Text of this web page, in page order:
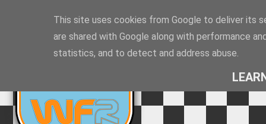
EQUIPO DE
This site uses cookies from Google to deliver its
are shared with Google along with performance
statistics, and to detect and address abuse.